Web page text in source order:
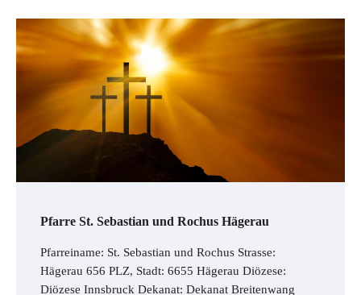
Pfarre St. Sebastian und Rochus Hägerau
Pfarreiname: St. Sebastian und Rochus Strasse:
Hägerau 656 PLZ, Stadt: 6655 Hägerau Diözese:
Diözese Innsbruck Dekanat: Dekanat Breitenwang